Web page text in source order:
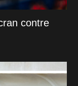
contre